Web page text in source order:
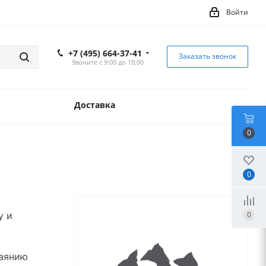
Войти
+7 (495) 664-37-41
Звоните с 9:00 до 18:00
Заказать звонок
Доставка
и
0
0
0